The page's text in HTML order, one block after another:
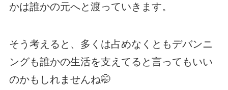
かは誰かの元へと渡っていきます。
そう考えると、多くは占めなくともデバンニ
ングも誰かの生活を支えてると言ってもいい
のかもしれませんね🤭